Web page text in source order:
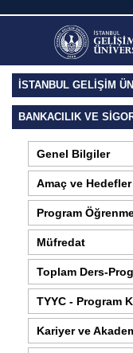
İSTANBUL GELİŞİM
BANKACILIK VE
Genel Bilgiler
Amaç ve Hedefler
Program Öğrenme
Müfredat
Toplam Ders-
TYYC - Program
Kariyer ve